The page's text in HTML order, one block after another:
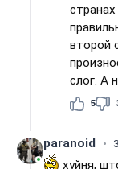
второй
слог. А
5
paranoid
хуйня,